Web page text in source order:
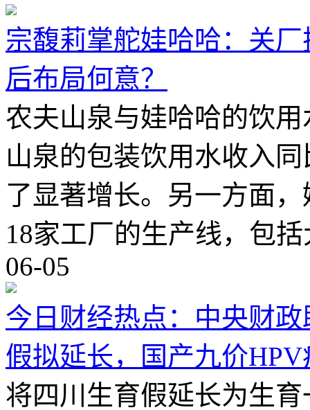
宗馥莉掌舵娃哈哈：关
后布局何意？
农夫山泉与娃哈哈的饮
山泉的包装饮用水收入
了显著增长。另一方面
18家工厂的生产线，包
06-05
今日财经热点：中央财
假拟延长，国产九价
将四川生育假延长为生